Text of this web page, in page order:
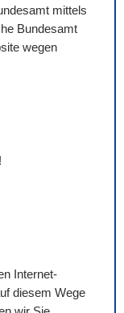
mittels
Bundesamt
wegen
Internet-
diesem Wege